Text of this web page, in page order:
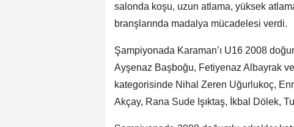
salonda koşu, uzun atlama, yüksek
branşlarında madalya mücadelesi verdi.
Şampiyonada Karaman’ı U16 2008
Ayşenaz Başboğu, Fetiyenaz Albayrak
kategorisinde Nihal Zeren Uğurlukoç,
Akçay, Rana Sude Işıktaş, İkbal Dölek,